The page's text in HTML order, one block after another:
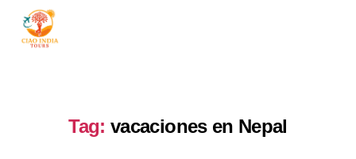
Tag: vacaciones en Nepal